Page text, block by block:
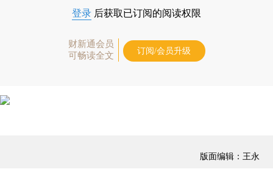
登录 后获取已订阅的阅读权限
财新通会员
可畅读全文
订阅/会员升级
版面编辑：王永